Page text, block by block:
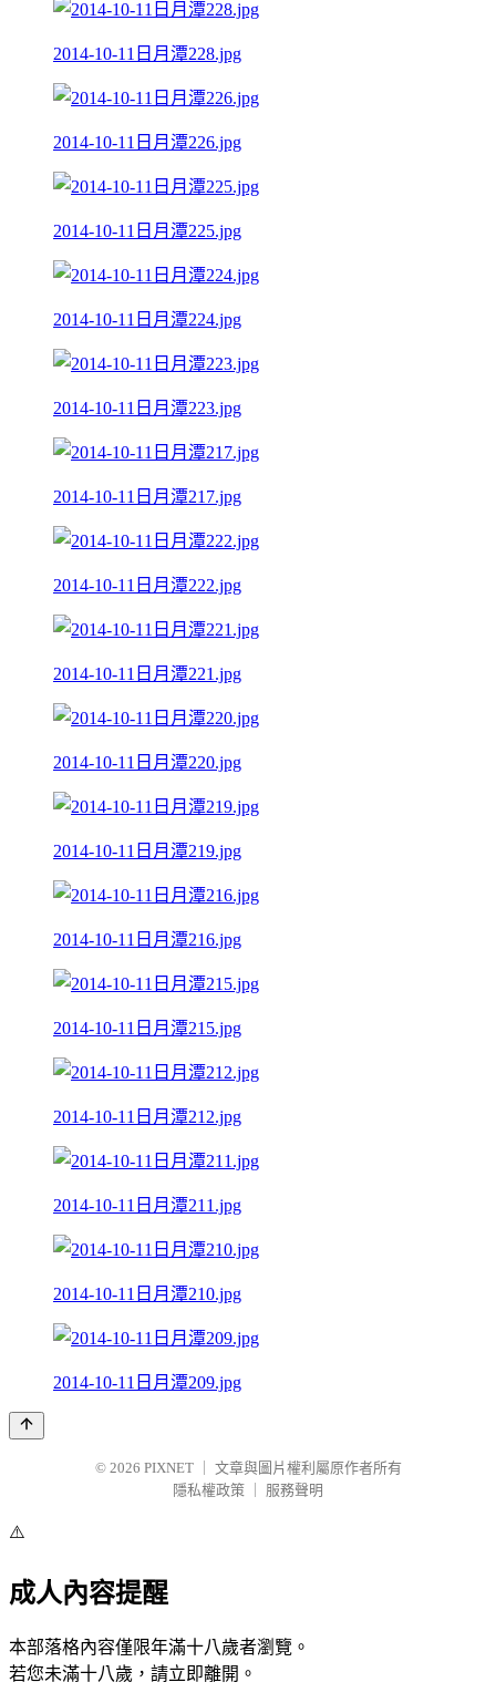
2014-10-11日月潭228.jpg
2014-10-11日月潭226.jpg
2014-10-11日月潭225.jpg
2014-10-11日月潭224.jpg
2014-10-11日月潭223.jpg
2014-10-11日月潭217.jpg
2014-10-11日月潭222.jpg
2014-10-11日月潭221.jpg
2014-10-11日月潭220.jpg
2014-10-11日月潭219.jpg
2014-10-11日月潭216.jpg
2014-10-11日月潭215.jpg
2014-10-11日月潭212.jpg
2014-10-11日月潭211.jpg
2014-10-11日月潭210.jpg
2014-10-11日月潭209.jpg
© 2026 PIXNET
文章與圖片權利屬原作者所有
隱私權政策
服務聲明
⚠️
成人內容提醒
本部落格內容僅限年滿十八歲者瀏覽。
若您未滿十八歲，請立即離開。